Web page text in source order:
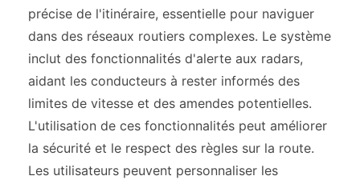
précise de l'itinéraire, essentielle pour naviguer
dans des réseaux routiers complexes. Le système
inclut des fonctionnalités d'alerte aux radars,
aidant les conducteurs à rester informés des
limites de vitesse et des amendes potentielles.
L'utilisation de ces fonctionnalités peut améliorer
la sécurité et le respect des règles sur la route.
Les utilisateurs peuvent personnaliser les